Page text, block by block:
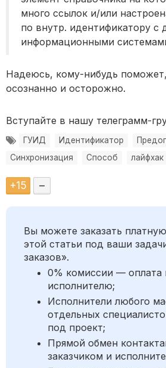
много ссылок и/или
по внутр. идентификатору с
информационными
Надеюсь, кому-нибудь
осознанно и осторожно.
Вступайте в нашу телеграмм-
ГУИД Идентификатор
Синхронизация
Способ лайфхак
+15 –
Вы можете заказать
этой статьи под ваши
заказов».
0% комиссии — оплата
исполнителю;
Исполнители любого
отдельных
под проект;
Прямой обмен
заказчиком и